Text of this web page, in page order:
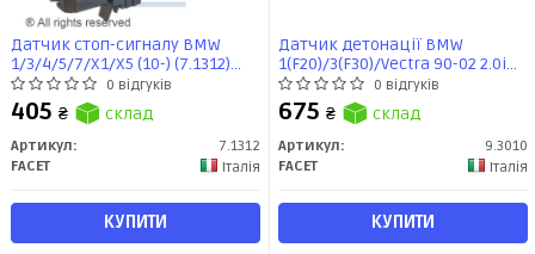
Датчик стоп-сигналу BMW
1/3/4/5/7/X1/X5 (10-) (7.1312)
Facet
0 відгуків
405 ₴ склад
Артикул:
7.1312
FACET
Італія
КУПИТИ
Датчик детонації BMW
1(F20)/3(F30)/Vectra 90-02 2.0i
(9.3010) Facet0 відгуків
675 ₴ склад
Артикул:
9.3010
FACET
Італія
КУПИТИ